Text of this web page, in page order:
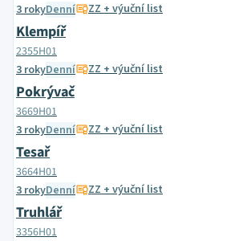
3 rokyDenní ZZ + výuční list
Klempíř
2355H01
3 rokyDenní ZZ + výuční list
Pokrývač
3669H01
3 rokyDenní ZZ + výuční list
Tesař
3664H01
3 rokyDenní ZZ + výuční list
Truhlář
3356H01